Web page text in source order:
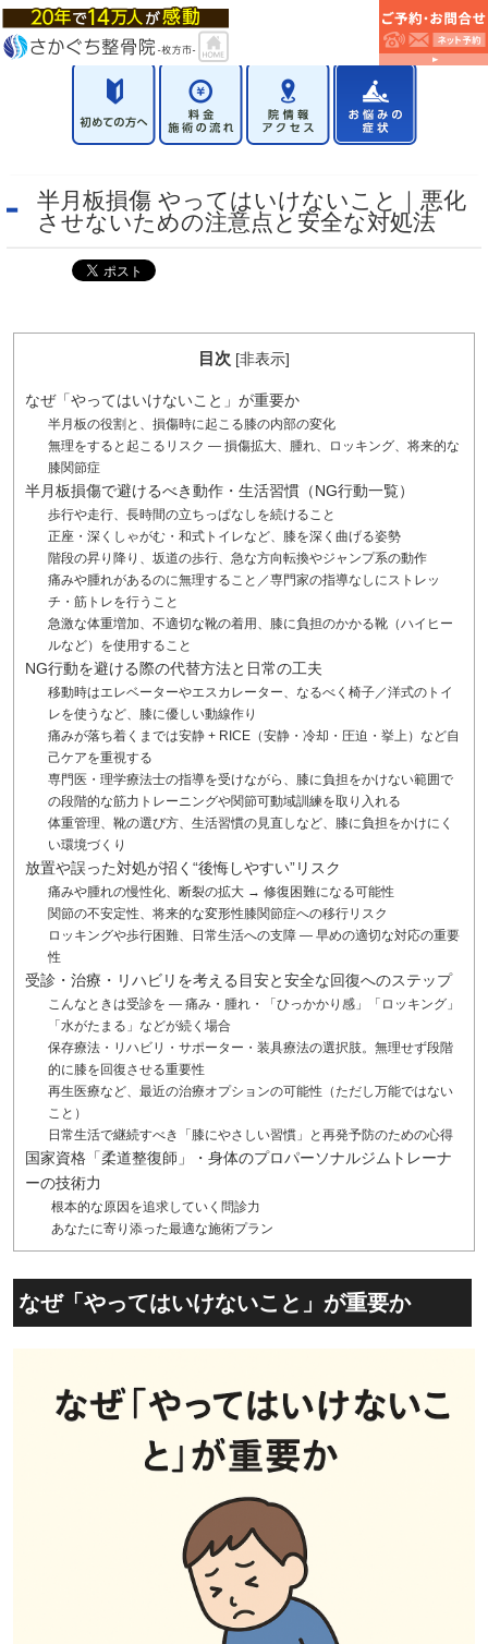
半月板損傷 やってはいけないこと｜悪化
させないための注意点と安全な対処法
目次 [非表示]
なぜ「やってはいけないこと」が重要か
半月板の役割と、損傷時に起こる膝の内部の変化
無理をすると起こるリスク — 損傷拡大、腫れ、ロッキング、将来的な
膝関節症
半月板損傷で避けるべき動作・生活習慣（NG行動一覧）
歩行や走行、長時間の立ちっぱなしを続けること
正座・深くしゃがむ・和式トイレなど、膝を深く曲げる姿勢
階段の昇り降り、坂道の歩行、急な方向転換やジャンプ系の動作
痛みや腫れがあるのに無理すること／専門家の指導なしにストレッ
チ・筋トレを行うこと
急激な体重増加、不適切な靴の着用、膝に負担のかかる靴（ハイヒー
ルなど）を使用すること
NG行動を避ける際の代替方法と日常の工夫
移動時はエレベーターやエスカレーター、なるべく椅子／洋式のトイ
レを使うなど、膝に優しい動線作り
痛みが落ち着くまでは安静 + RICE（安静・冷却・圧迫・挙上）など自
己ケアを重視する
専門医・理学療法士の指導を受けながら、膝に負担をかけない範囲で
の段階的な筋力トレーニングや関節可動域訓練を取り入れる
体重管理、靴の選び方、生活習慣の見直しなど、膝に負担をかけにく
い環境づくり
放置や誤った対処が招く“後悔しやすい”リスク
痛みや腫れの慢性化、断裂の拡大 → 修復困難になる可能性
関節の不安定性、将来的な変形性膝関節症への移行リスク
ロッキングや歩行困難、日常生活への支障 — 早めの適切な対応の重要
性
受診・治療・リハビリを考える目安と安全な回復へのステップ
こんなときは受診を — 痛み・腫れ・「ひっかかり感」「ロッキング」
「水がたまる」などが続く場合
保存療法・リハビリ・サポーター・装具療法の選択肢。無理せず段階
的に膝を回復させる重要性
再生医療など、最近の治療オプションの可能性（ただし万能ではない
こと）
日常生活で継続すべき「膝にやさしい習慣」と再発予防のための心得
国家資格「柔道整復師」・身体のプロパーソナルジムトレーナ
ーの技術力
根本的な原因を追求していく問診力
あなたに寄り添った最適な施術プラン
なぜ「やってはいけないこと」が重要か